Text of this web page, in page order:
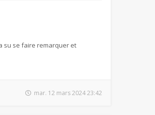
su se faire remarquer et
mar. 12 mars 2024 23:42